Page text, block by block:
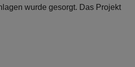
wurde gesorgt. Das Projekt